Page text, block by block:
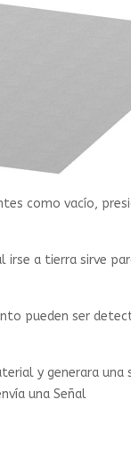
como vacío,
a tierra sirve
pueden ser
y generara una
una Señal